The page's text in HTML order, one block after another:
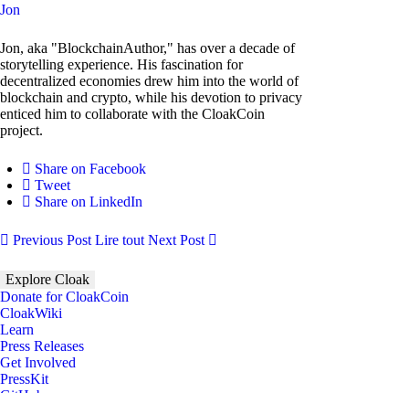
Jon
Jon, aka "BlockchainAuthor," has over a decade of
storytelling experience. His fascination for
decentralized economies drew him into the world of
blockchain and crypto, while his devotion to privacy
enticed him to collaborate with the CloakCoin
project.
Share on Facebook
Tweet
Share on LinkedIn
Previous Post Lire tout Next Post
Explore Cloak
Donate for CloakCoin
CloakWiki
Learn
Press Releases
Get Involved
PressKit